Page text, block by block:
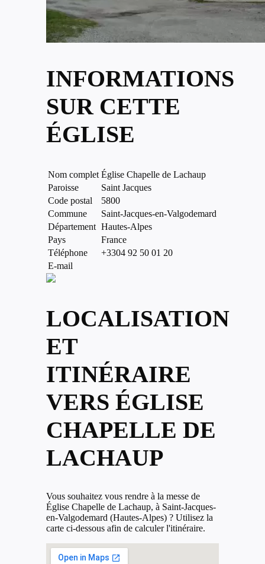
INFORMATIONS
SUR CETTE
ÉGLISE
Nom complet Église Chapelle de Lachaup
Paroisse
Saint Jacques
Code postal
5800
Commune
Saint-Jacques-en-Valgodemard
Département Hautes-Alpes
Pays
France
Téléphone
+3304 92 50 01 20
E-mail
LOCALISATION
ET
ITINÉRAIRE
VERS ÉGLISE
CHAPELLE DE
LACHAUP
Vous souhaitez vous rendre à la messe de
Église Chapelle de Lachaup, à Saint-Jacques-
en-Valgodemard (Hautes-Alpes) ? Utilisez la
carte ci-dessous afin de calculer l'itinéraire.